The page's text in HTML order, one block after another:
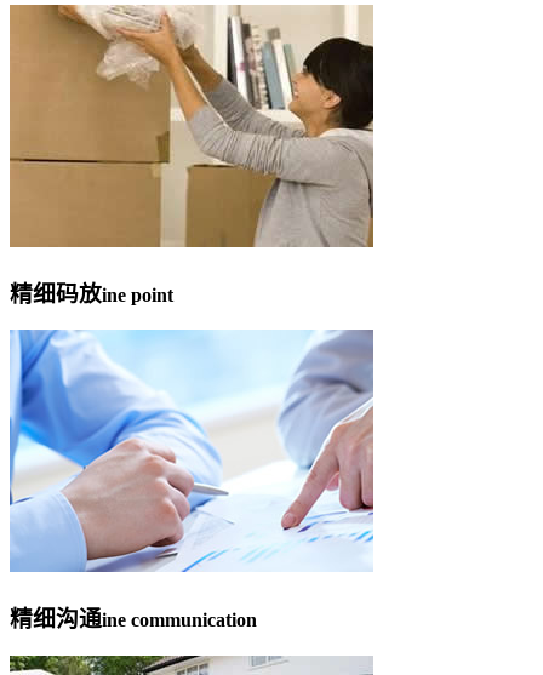
精细码放ine point
精细沟通ine communication